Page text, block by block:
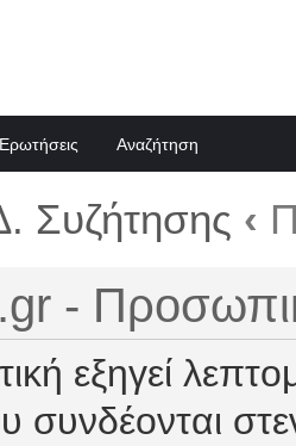
Αναζήτηση
Συζήτησης ‹
-
εξηγεί
συνδέονται